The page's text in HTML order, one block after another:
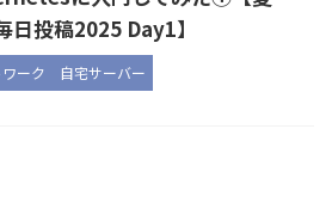
日投稿2025 Day1】
ーク 自宅サーバー